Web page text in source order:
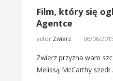
Film, który się
Agentce
autor Zwierz 06/06/
Zwierz przyzna wam
Melissą McCarthy szedł